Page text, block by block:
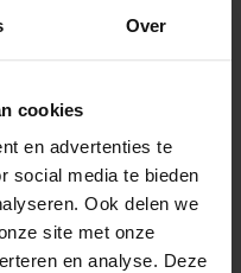
Over
cookies
en advertenties te
social media te bieden
Ook delen we
site met onze
en analyse. Deze